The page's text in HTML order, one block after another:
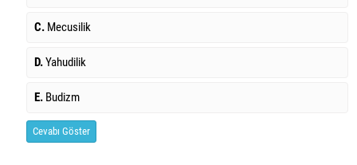
C. Mecusilik
D.Yahudilik
E. Budizm
Cevabı Göster